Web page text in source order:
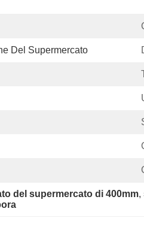
Del Supermercato
del supermercato di 400mm,